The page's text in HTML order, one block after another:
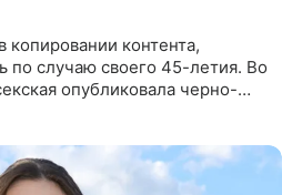
контента,
по случаю своего 45-летия. Во
опубликовала черно-